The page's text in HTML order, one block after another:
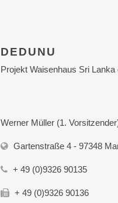
DEDUNU
Projekt Waisenhaus Sri Lanka
Werner Müller (1.
Gartenstraße 4 - 97348
+ 49 (0)9326 90135
+ 49 (0)9326 90136